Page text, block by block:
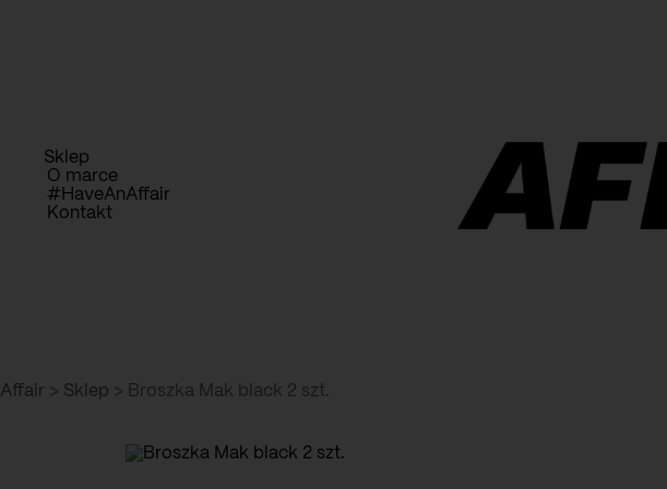
Sklep
O marce
#HaveAnAffair
Kontakt
Affair > Sklep > Broszka Mak black 2 szt.